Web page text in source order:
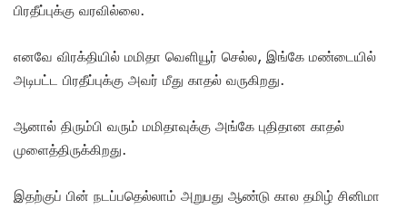
பிரதீப்புக்கு வரவில்லை.
எனவே விரக்தியில் மமிதா வெளியூர் செல்ல, இங்கே மண்டையில்
அடிபட்ட பிரதீப்புக்கு அவர் மீது காதல் வருகிறது.
ஆனால் திரும்பி வரும் மமிதாவுக்கு அங்கே புதிதான காதல்
முளைத்திருக்கிறது.
இதற்குப் பின் நடப்பதெல்லாம் அறுபது ஆண்டு கால தமிழ் சினிமா